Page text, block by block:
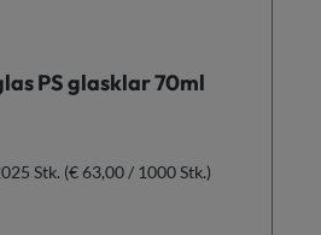
PS glasklar 70ml
Stk. (€ 63,00 / 1000 Stk.)